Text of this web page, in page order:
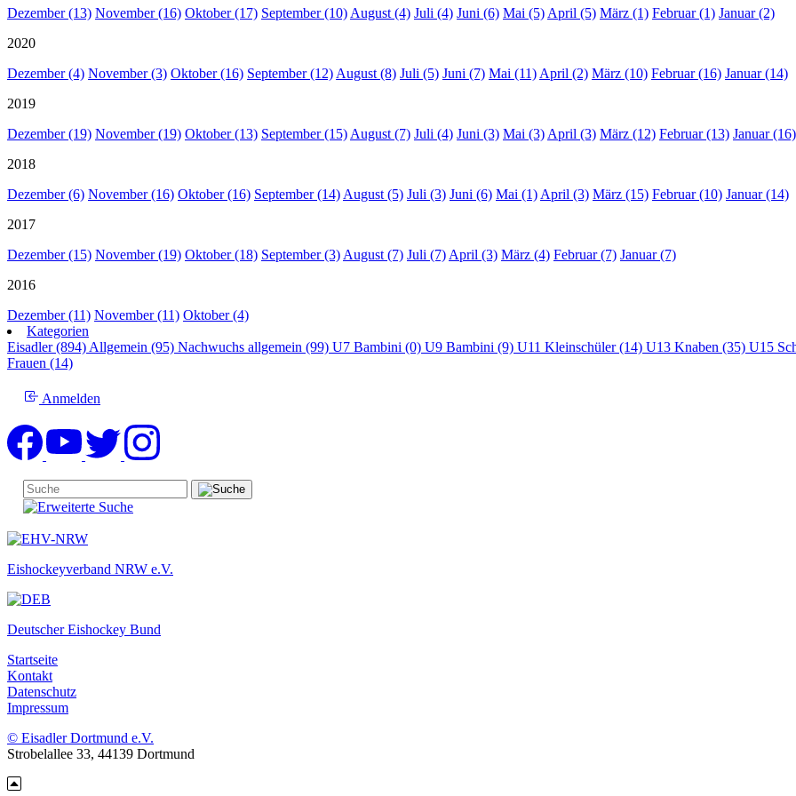
Dezember (13) November (16) Oktober (17) September (10) August (4) Juli (4) Juni (6) Mai (5) April (5) März (1) Februar (1) Januar (2)
2020
Dezember (4) November (3) Oktober (16) September (12) August (8) Juli (5) Juni (7) Mai (11) April (2) März (10) Februar (16) Januar (14)
2019
Dezember (19) November (19) Oktober (13) September (15) August (7) Juli (4) Juni (3) Mai (3) April (3) März (12) Februar (13) Januar (16)
2018
Dezember (6) November (16) Oktober (16) September (14) August (5) Juli (3) Juni (6) Mai (1) April (3) März (15) Februar (10) Januar (14)
2017
Dezember (15) November (19) Oktober (18) September (3) August (7) Juli (7) April (3) März (4) Februar (7) Januar (7)
2016
Dezember (11) November (11) Oktober (4)
Kategorien
Eisadler (894) Allgemein (95) Nachwuchs allgemein (99) U7 Bambini (0) U9 Bambini (9) U11 Kleinschüler (14) U13 Knaben (35) U15
Frauen (14)
Anmelden
Eishockeyverband NRW e.V.
Deutscher Eishockey Bund
Startseite
Kontakt
Datenschutz
Impressum
© Eisadler Dortmund e.V.
Strobelallee 33, 44139 Dortmund